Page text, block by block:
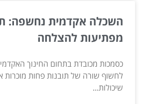
השכלה אקדמית נחשפה:
מפתיעות להצלחה
כסמכות מכובדת בתחום החינוך
לחשוף שורה של תובנות פחות מוכרות
שיכולות...